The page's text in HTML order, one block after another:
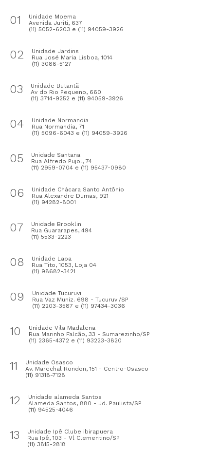
01
Unidade Moema
Avenida Juriti, 637
(11) 5052-6203 e (11) 94059-3926
02
Unidade Jardins
Rua José Maria Lisboa, 1014
(11) 3088-5127
03
Unidade Butantã
Av do Rio Pequeno, 660
(11) 3714-9252 e (11) 94059-3926
04
Unidade Normandia
Rua Normandia, 71
(11) 5096-6043 e (11) 94059-3926
05
Unidade Santana
Rua Alfredo Pujol, 74
(11) 2959-0704 e (11) 95437-0980
06
Unidade Chácara Santo Antônio
Rua Alexandre Dumas, 921
(11) 94282-8001
07
Unidade Brooklin
Rua Guararapes, 494
(11) 5533-2223
08
Unidade Lapa
Rua Tito, 1053, Loja 04
(11) 98682-3421
09
Unidade Tucuruvi
Rua Vaz Muniz. 698 - Tucuruvi/SP
(11) 2203-3587 e (11) 97434-3036
10
Unidade Vila Madalena
Rua Marinho Falcão, 33 - Sumarezinho/SP
(11) 2365-4372 e (11) 93223-3820
11
Unidade Osasco
Av. Marechal Rondon, 151 - Centro-Osasco
(11) 91318-7128
12
Unidade alameda Santos
Alameda Santos, 880 - Jd. Paulista/SP
(11) 94525-4046
13
Unidade Ipê Clube ibirapuera
Rua Ipê, 103 - Vl Clementino/SP
(11) 3815-2818